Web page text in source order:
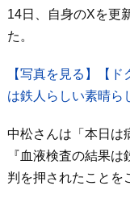
14日、自身のXを更
た。
【写真を見る】【
は鉄人らしい素晴ら
中松さんは「本日は
『血液検査の結果
判を押されたことを